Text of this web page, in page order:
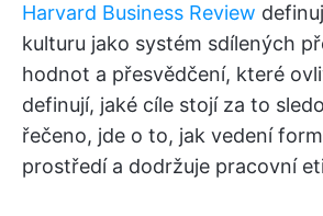
Harvard Business Review
kulturu jako systém sdílených
hodnot a přesvědčení, které
definují, jaké cíle stojí za to
řečeno, jde o to, jak vedení
prostředí a dodržuje pracovní